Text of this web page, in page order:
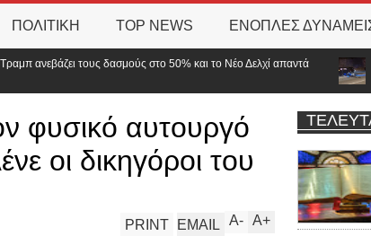
ΠΟΛΙΤΙΚΗ TOP NEWS ΕΝΟΠΛΕΣ
50% και το Νέο Δελχί απαντά
Τροχαίο με δύο τραυματίες
φυσικό αυτουργό
οι δικηγόροι του
A+
A-
PRINT EMAIL